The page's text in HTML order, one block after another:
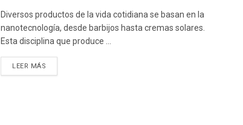
Diversos productos de la vida cotidiana se basan en la
nanotecnología, desde barbijos hasta cremas solares.
Esta disciplina que produce ...
LEER MÁS